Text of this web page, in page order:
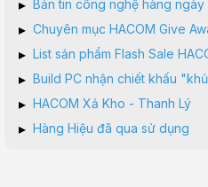
▸ Bản tin công nghệ hàng ngày
▸ Chuyên mục HACOM Give
▸ List sản phẩm Flash Sale
▸ Build PC nhận chiết khấu
▸ HACOM Xả Kho - Thanh Lý
▸ Hàng Hiệu đã qua sử dụng